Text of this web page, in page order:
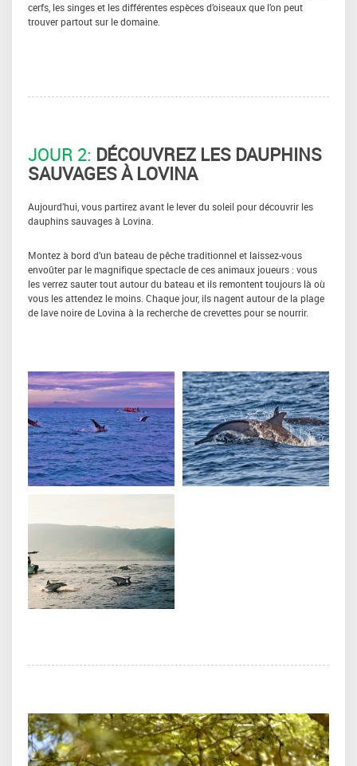
cerfs, les singes et les différentes espèces d’oiseaux que l’on peut
trouver partout sur le domaine.
JOUR 2: DÉCOUVREZ LES DAUPHINS
SAUVAGES À LOVINA
Aujourd’hui, vous partirez avant le lever du soleil pour découvrir les
dauphins sauvages à Lovina.
Montez à bord d’un bateau de pêche traditionnel et laissez-vous
envoûter par le magnifique spectacle de ces animaux joueurs : vous
les verrez sauter tout autour du bateau et ils remontent toujours là où
vous les attendez le moins. Chaque jour, ils nagent autour de la plage
de lave noire de Lovina à la recherche de crevettes pour se nourrir.